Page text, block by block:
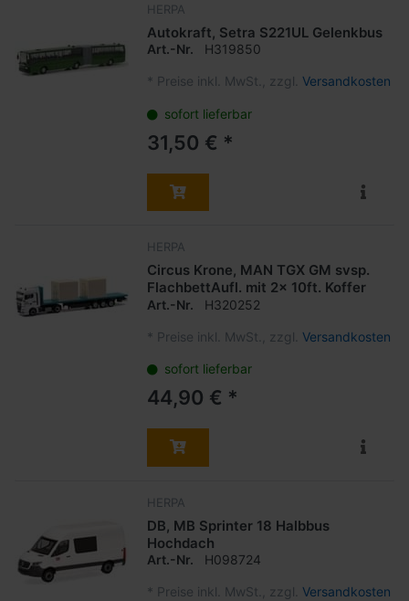
HERPA
Autokraft, Setra S221UL Gelenkbus
Art.-Nr. H319850
* Preise inkl. MwSt., zzgl. Versandkosten
sofort lieferbar
31,50 € *
HERPA
Circus Krone, MAN TGX GM svsp.
FlachbettAufl. mit 2x 10ft. Koffer
Art.-Nr. H320252
* Preise inkl. MwSt., zzgl. Versandkosten
sofort lieferbar
44,90 € *
HERPA
DB, MB Sprinter 18 Halbbus
Hochdach
Art.-Nr. H098724
* Preise inkl. MwSt., zzgl. Versandkosten